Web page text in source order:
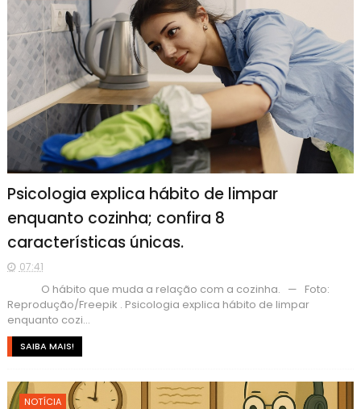
Psicologia explica hábito de limpar
enquanto cozinha; confira 8
características únicas.
07:41
O hábito que muda a relação com a cozinha. — Foto:
Reprodução/Freepik . Psicologia explica hábito de limpar
enquanto cozi...
SAIBA MAIS!
NOTÍCIA